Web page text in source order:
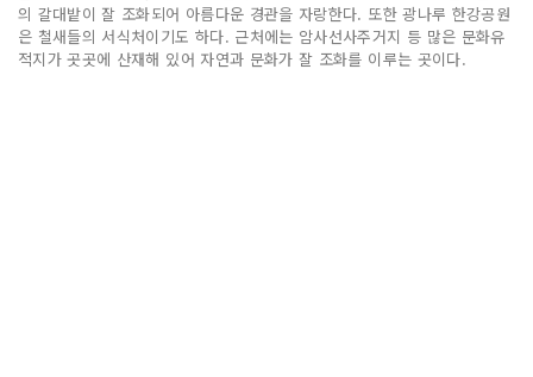
의 갈대밭이 잘 조화되어 아름다운 경관을 자랑한다. 또한 광나루 한강공원
은 철새들의 서식처이기도 하다. 근처에는 암사선사주거지 등 많은 문화유
적지가 곳곳에 산재해 있어 자연과 문화가 잘 조화를 이루는 곳이다.